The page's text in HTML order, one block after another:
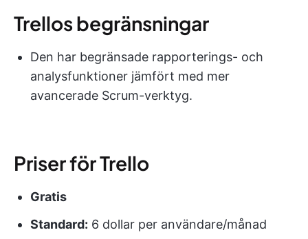
Trellos begränsningar
Den har begränsade rapporterings- och
analysfunktioner jämfört med mer
avancerade Scrum-verktyg.
Priser för Trello
Gratis
Standard: 6 dollar per användare/månad